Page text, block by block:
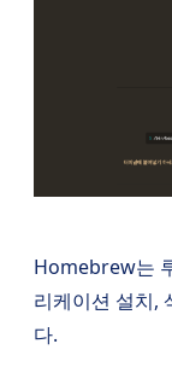
Homebrew는
리케이션 설치,
다.